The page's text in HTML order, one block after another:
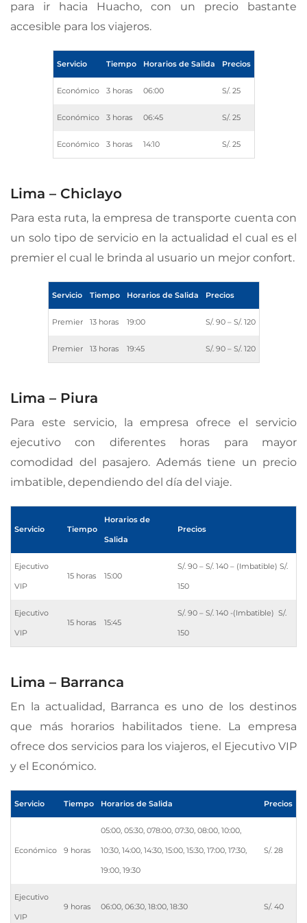
para ir hacia Huacho, con un precio bastante
accesible para los viajeros.
Servicio Tiempo Horarios de Salida Precios
Económico 3 horas 06:00 S/. 25
Económico 3 horas 06:45 S/. 25
Económico 3 horas 14:10 S/. 25
Lima – Chiclayo
Para esta ruta, la empresa de transporte cuenta con
un solo tipo de servicio en la actualidad el cual es el
premier el cual le brinda al usuario un mejor confort.
Servicio Tiempo Horarios de Salida Precios
Premier 13 horas 19:00 S/. 90 – S/. 120
Premier 13 horas 19:45 S/. 90 – S/. 120
Lima – Piura
Para este servicio, la empresa ofrece el servicio
ejecutivo con diferentes horas para mayor
comodidad del pasajero. Además tiene un precio
imbatible, dependiendo del día del viaje.
Servicio Tiempo
Horarios de
Salida
Precios
Ejecutivo
VIP
15 horas 15:00
S/. 90 – S/. 140 – (Imbatible) S/.
150
Ejecutivo
VIP
15 horas 15:45
S/. 90 – S/. 140 -(Imbatible) S/.
150
Lima – Barranca
En la actualidad, Barranca es uno de los destinos
que más horarios habilitados tiene. La empresa
ofrece dos servicios para los viajeros, el Ejecutivo VIP
y el Económico.
Servicio Tiempo Horarios de Salida Precios
Económico 9 horas
05:00, 05:30, 078:00, 07:30, 08:00, 10:00,
10:30, 14:00, 14:30, 15:00, 15:30, 17:00, 17:30,
19:00, 19:30
S/. 28
Ejecutivo
VIP
9 horas 06:00, 06:30, 18:00, 18:30 S/. 40